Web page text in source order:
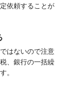
依頼することが
はないので注意
、銀行の一括繰
。